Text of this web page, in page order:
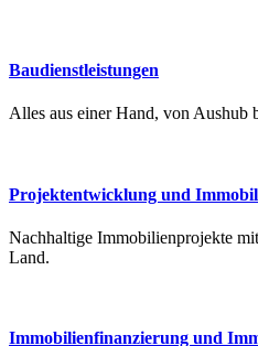
Baudienstleistungen
Alles aus einer Hand, von Aushub
Projektentwicklung und
Nachhaltige Immobilienprojekte
Land.
Immobilienfinanzierung und